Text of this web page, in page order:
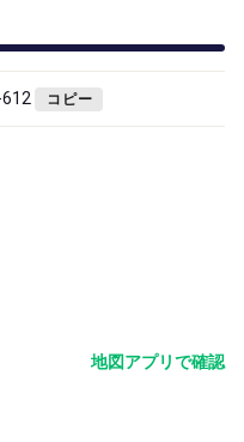
コピー
地図アプリで確認